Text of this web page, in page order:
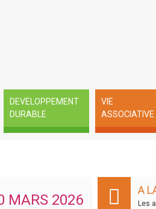
DEVELOPPEMENT
DURABLE
VIE
ASSOCIATIVE
MARS 2026
A
Les